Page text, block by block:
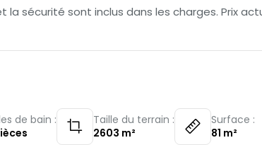
la sécurité sont inclus dans les charges. Prix
de bain :
Taille du terrain :
2603 m²
Surface :
81 m²